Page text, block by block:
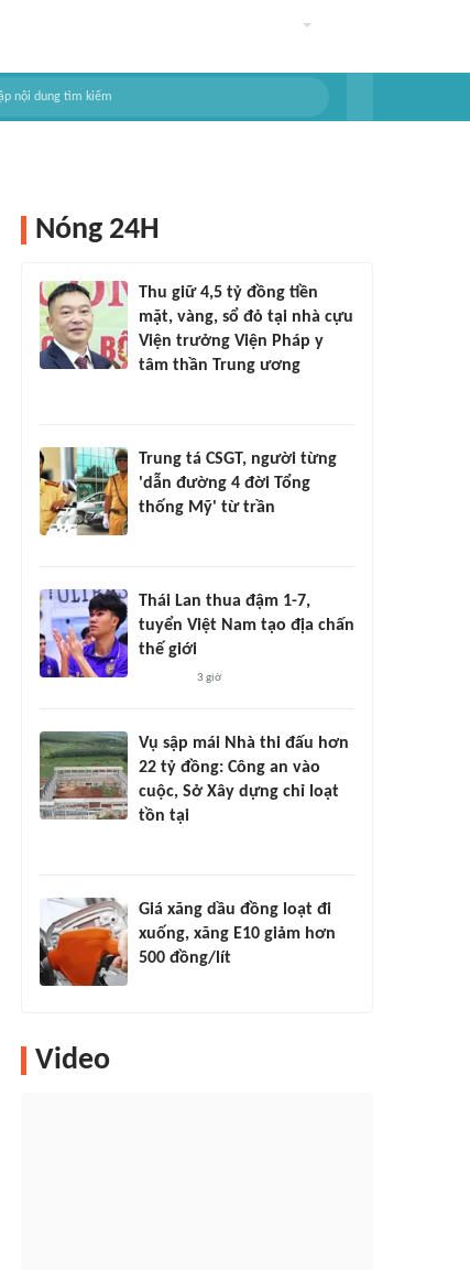
Nóng 24H
Thu giữ 4,5 tỷ đồng tiền
mặt, vàng, sổ đỏ tại nhà cựu
Viện trưởng Viện Pháp y
tâm thần Trung ương
Trung tá CSGT, người từng
'dẫn đường 4 đời Tổng
thống Mỹ' từ trần
Thái Lan thua đậm 1-7,
tuyển Việt Nam tạo địa chấn
thế giới
3 giờ
Vụ sập mái Nhà thi đấu hơn
22 tỷ đồng: Công an vào
cuộc, Sở Xây dựng chỉ loạt
tồn tại
Giá xăng dầu đồng loạt đi
xuống, xăng E10 giảm hơn
500 đồng/lít
Video